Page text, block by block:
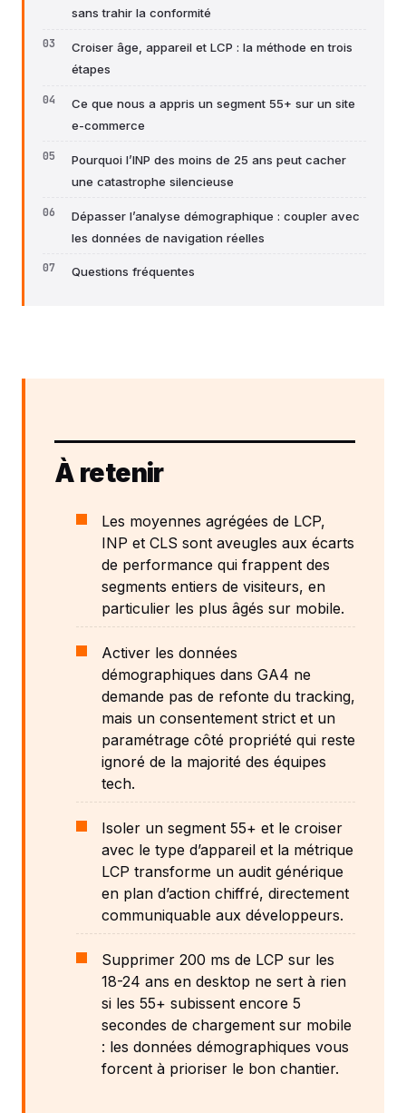
sans trahir la conformité
Croiser âge, appareil et LCP : la méthode en trois
étapes
Ce que nous a appris un segment 55+ sur un site
e-commerce
Pourquoi l’INP des moins de 25 ans peut cacher
une catastrophe silencieuse
Dépasser l’analyse démographique : coupler avec
les données de navigation réelles
Questions fréquentes
À retenir
Les moyennes agrégées de LCP,
INP et CLS sont aveugles aux écarts
de performance qui frappent des
segments entiers de visiteurs, en
particulier les plus âgés sur mobile.
Activer les données
démographiques dans GA4 ne
demande pas de refonte du tracking,
mais un consentement strict et un
paramétrage côté propriété qui reste
ignoré de la majorité des équipes
tech.
Isoler un segment 55+ et le croiser
avec le type d’appareil et la métrique
LCP transforme un audit générique
en plan d’action chiffré, directement
communiquable aux développeurs.
Supprimer 200 ms de LCP sur les
18-24 ans en desktop ne sert à rien
si les 55+ subissent encore 5
secondes de chargement sur mobile
: les données démographiques vous
forcent à prioriser le bon chantier.